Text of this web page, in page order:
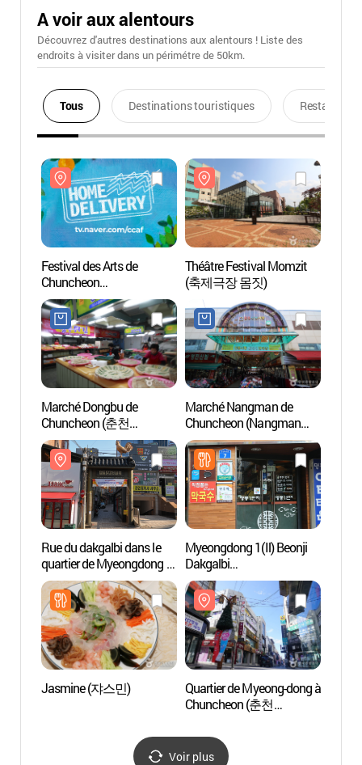
A voir aux alentours
Découvrez d'autres destinations aux alentours ! Liste des
endroits à visiter dans un périmétre de 50km.
Tous Destinations touristiques Restaurants
Festival des Arts de
Chuncheon
(춘천아트페스티벌)
Théâtre Festival Momzit
(축제극장 몸짓)
Marché Dongbu de
Chuncheon (춘천
동부시장)
Marché Nangman de
Chuncheon (Nangman
sijang) (춘천 낭만시장)
Rue du dakgalbi dans le
quartier de Myeongdong à
Chuncheon (춘천 명동
닭갈비 골목)
Myeongdong 1(Il) Beonji
Dakgalbi
(명동1번지닭갈비)
Jasmine (쟈스민)
Quartier de Myeong-dong à
Chuncheon (춘천
Voir plus